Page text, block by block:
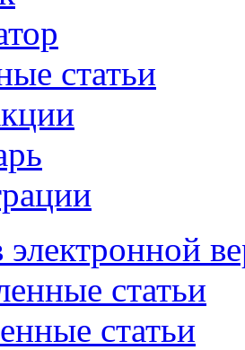
статьи
статьи
статьи